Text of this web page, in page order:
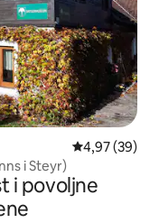
Prosječna
4,97 (39)
i Steyr)
i povoljne